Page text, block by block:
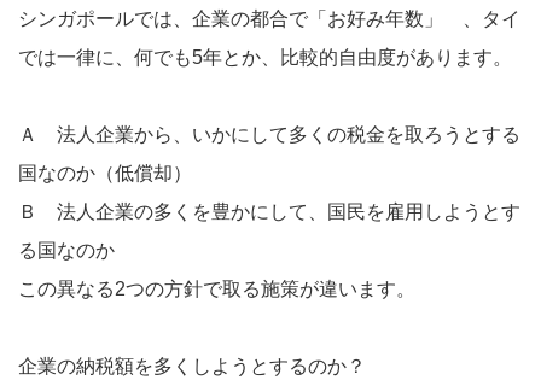
シンガポールでは、企業の都合で「お好み年数」 、タイ
では一律に、何でも5年とか、比較的自由度があります。
Ａ 法人企業から、いかにして多くの税金を取ろうとする
国なのか（低償却）
Ｂ 法人企業の多くを豊かにして、国民を雇用しようとす
る国なのか
この異なる2つの方針で取る施策が違います。
企業の納税額を多くしようとするのか？